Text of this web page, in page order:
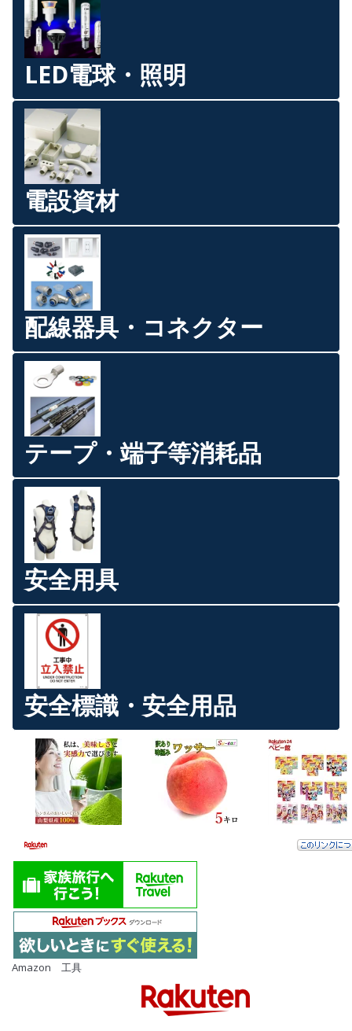
LED電球・照明
電設資材
配線器具・コネクター
テープ・端子等消耗品
安全用具
安全標識・安全用品
Amazon 工具